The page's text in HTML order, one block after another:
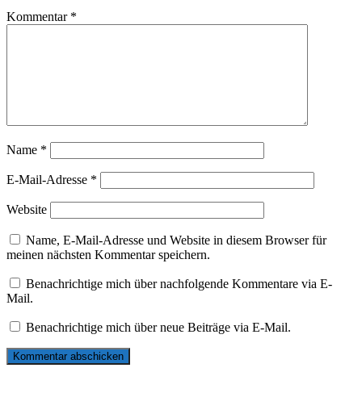
Kommentar *
Name *
E-Mail-Adresse *
Website
Name, E-Mail-Adresse und Website in diesem Browser für
meinen nächsten Kommentar speichern.
Benachrichtige mich über nachfolgende Kommentare via E-
Mail.
Benachrichtige mich über neue Beiträge via E-Mail.